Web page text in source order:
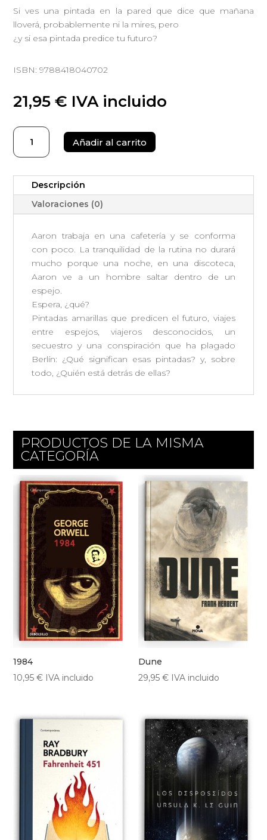
Si ves una pintada en la pared que dice que mañana
lloverá, probablemente ni la mires, pero
¿y si esa pintada predice tu futuro?
ISBN: 9788418040702
21,95€ IVA incluido
El
amarillo
no
existe
cantidad
Añadir al carrito
Descripción
Valoraciones (0)
Aaron trabaja en una cafetería y se conforma
con poco. La tranquilidad de la rutina no durará
mucho porque una noche, en una discoteca,
Aaron ve a un hombre saltar dentro de un
espejo.
Espera, ¿qué?
Pintadas amarillas que predicen el futuro, viajes
entre espejos, viajeros desconocidos, un
secuestro y una conspiración que ha plagado
Berlín: ¿Qué significan esas pintadas? y, sobre
todo, ¿Quién está detrás de ellas?
PRODUCTOS DE LA MISMA
CATEGORÍA
1984
10,95€ IVA incluido
Dune
29,95€ IVA incluido